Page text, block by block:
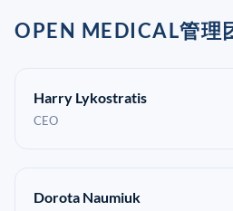
OPEN MEDICAL管理
Harry Lykostratis
CEO
Dorota Naumiuk